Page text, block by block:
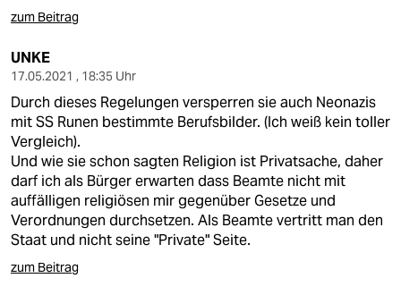
zum Beitrag
UNKE
17.05.2021 , 18:35 Uhr
Durch dieses Regelungen versperren sie auch Neonazis
mit SS Runen bestimmte Berufsbilder. (Ich weiß kein toller
Vergleich).
Und wie sie schon sagten Religion ist Privatsache, daher
darf ich als Bürger erwarten dass Beamte nicht mit
auffälligen religiösen mir gegenüber Gesetze und
Verordnungen durchsetzen. Als Beamte vertritt man den
Staat und nicht seine "Private" Seite.
zum Beitrag